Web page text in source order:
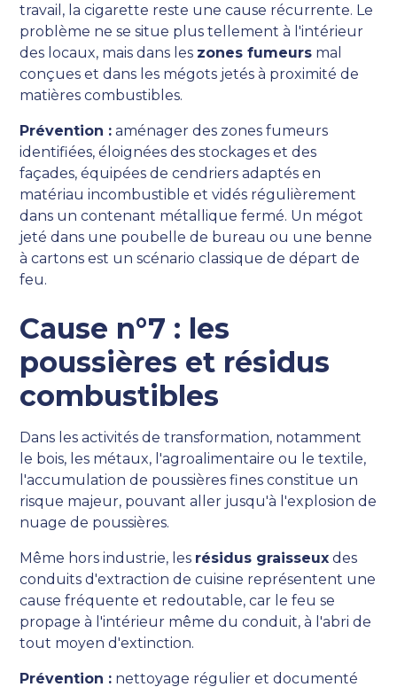
travail, la cigarette reste une cause récurrente. Le
problème ne se situe plus tellement à l'intérieur
des locaux, mais dans les zones fumeurs mal
conçues et dans les mégots jetés à proximité de
matières combustibles.
Prévention : aménager des zones fumeurs
identifiées, éloignées des stockages et des
façades, équipées de cendriers adaptés en
matériau incombustible et vidés régulièrement
dans un contenant métallique fermé. Un mégot
jeté dans une poubelle de bureau ou une benne
à cartons est un scénario classique de départ de
feu.
Cause n°7 : les
poussières et résidus
combustibles
Dans les activités de transformation, notamment
le bois, les métaux, l'agroalimentaire ou le textile,
l'accumulation de poussières fines constitue un
risque majeur, pouvant aller jusqu'à l'explosion de
nuage de poussières.
Même hors industrie, les résidus graisseux des
conduits d'extraction de cuisine représentent une
cause fréquente et redoutable, car le feu se
propage à l'intérieur même du conduit, à l'abri de
tout moyen d'extinction.
Prévention : nettoyage régulier et documenté